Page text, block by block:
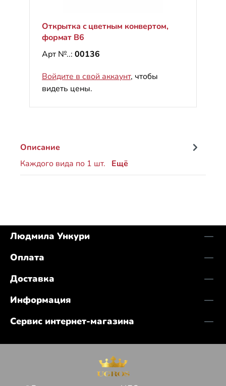
Открытка с цветным конвертом,
формат B6
Арт №..: 00136
Войдите в свой аккаунт, чтобы
видеть цены.
Описание
Каждого вида по 1 шт. Ещё
Людмила Ункури
Оплата
Доставка
Информация
Сервис интернет-магазина